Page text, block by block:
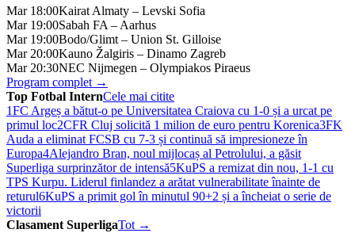
Mar 18:00Kairat Almaty – Levski Sofia
Mar 19:00Sabah FA – Aarhus
Mar 19:00Bodo/Glimt – Union St. Gilloise
Mar 20:00Kauno Žalgiris – Dinamo Zagreb
Mar 20:30NEC Nijmegen – Olympiakos Piraeus
Program complet →
Top Fotbal InternCele mai citite
1FC Argeș a bătut-o pe Universitatea Craiova cu 1-0 și a urcat pe
primul loc2CFR Cluj solicită 1 milion de euro pentru Korenica3FK
Auda a eliminat FCSB cu 7-3 și continuă să impresioneze în
Europa4Alejandro Bran, noul mijlocaș al Petrolului, a găsit
Superliga surprinzător de intensă5KuPS a remizat din nou, 1-1 cu
TPS Kurpu. Liderul finlandez a arătat vulnerabilitate înainte de
returul6KuPS a primit gol în minutul 90+2 și a încheiat o serie de
victorii
Clasament SuperligaTot →